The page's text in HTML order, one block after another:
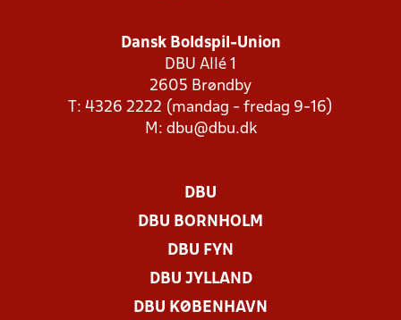
Dansk Boldspil-Union
DBU Allé 1
2605 Brøndby
T: 4326 2222 (mandag - fredag 9-16)
M: dbu@dbu.dk
DBU
DBU BORNHOLM
DBU FYN
DBU JYLLAND
DBU KØBENHAVN